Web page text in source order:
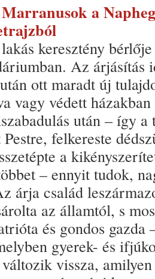
a
keresztény
Az árjásítás
ott maradt új
vagy védett
után – így
felkereste
a
– ennyit tudok,
árja család
az államtól, s
és gondos gazda
gyerek- és
vissza,